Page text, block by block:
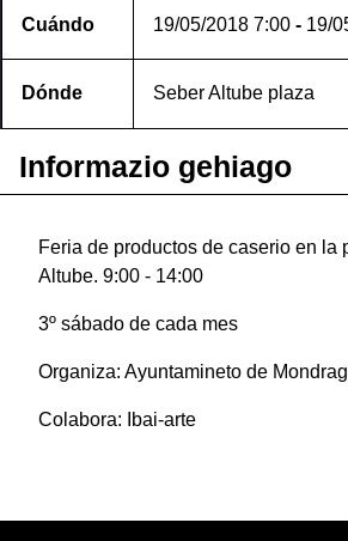
Cuándo 19/05/2018 7:00 - 19/
Dónde Seber Altube plaza
Informazio gehiago
Feria de productos de caserio en la
Altube. 9:00 - 14:00
3º sábado de cada mes
Organiza: Ayuntamineto de
Colabora: Ibai-arte